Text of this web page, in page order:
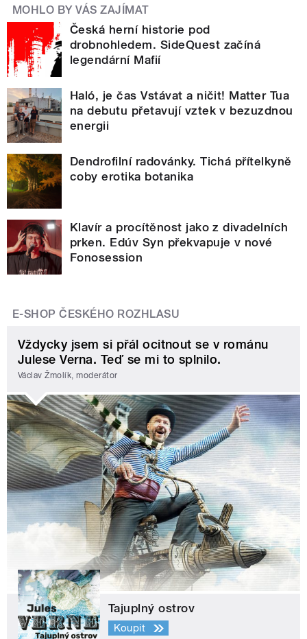
MOHLO BY VÁS ZAJÍMAT
Česká herní historie pod
drobnohledem. SideQuest začíná
legendární Mafií
Haló, je čas Vstávat a ničit! Matter Tua
na debutu přetavují vztek v bezuzdnou
energii
Dendrofilní radovánky. Tichá přítelkyně
coby erotika botanika
Klavír a procítěnost jako z divadelních
prken. Edúv Syn překvapuje v nové
Fonosession
E-SHOP ČESKÉHO ROZHLASU
Vždycky jsem si přál ocitnout se v románu
Julese Verna. Teď se mi to splnilo.
Václav Žmolík, moderátor
Tajuplný ostrov
Koupit